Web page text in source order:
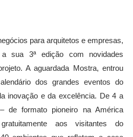
ócios para arquitetos e empresas,
a sua 3ª edição com novidades
A aguardada Mostra, entrou
ário dos grandes eventos do
inovação e da excelência. De 4 a
– de formato pioneiro na América
gratuitamente aos visitantes do